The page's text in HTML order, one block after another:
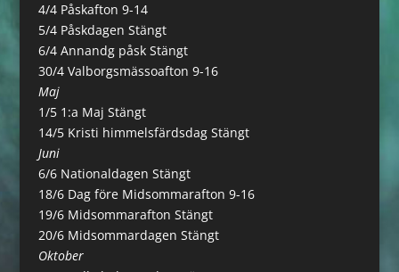
4/4 Påskafton 9-14
5/4 Påskdagen Stängt
6/4 Annandg påsk Stängt
30/4 Valborgsmässoafton 9-16
Maj
1/5 1:a Maj Stängt
14/5 Kristi himmelsfärdsdag Stängt
Juni
6/6 Nationaldagen Stängt
18/6 Dag före Midsommarafton 9-16
19/6 Midsommarafton Stängt
20/6 Midsommardagen Stängt
Oktober